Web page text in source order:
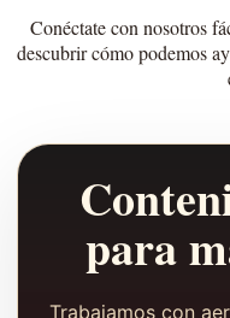
Conéctate con nosotros
descubrir cómo podemos
para
Trabajamos con